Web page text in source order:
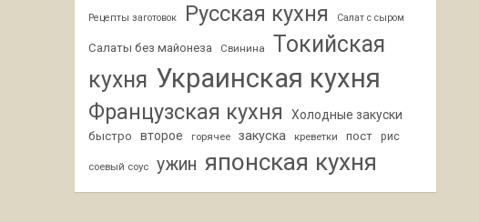
Рецепты заготовок Русская кухня Салат с сыром
Салаты без майонеза Свинина
Токийская
кухня Украинская кухня
Французская кухня Холодные закуски
быстро второе горячее закуска креветки пост рис
соевый соус ужин японская кухня